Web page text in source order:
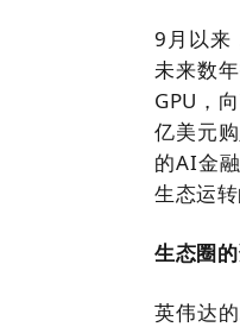
9月以来
未来数
GPU，
亿美元
的AI金
生态运转
生态圈
英伟达